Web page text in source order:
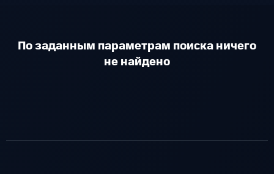
По заданным параметрам поиска ничего
не найдено